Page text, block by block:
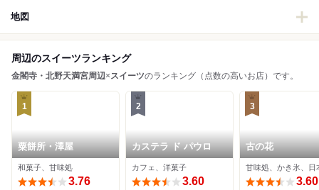
地図
周辺のスイーツランキング
金閣寺・北野天満宮周辺×スイーツのランキング（点数の高いお店）です。
1
粟餅所・澤屋
和菓子、甘味処
3.76
2
カステラ ド パウロ
カフェ、洋菓子
3.60
3
古の花
甘味処、かき氷、日
3.60